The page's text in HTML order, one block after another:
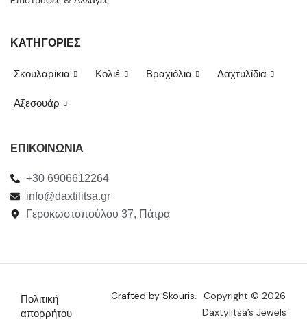
ΚΑΤΗΓΟΡΙΕΣ
Σκουλαρίκια Κολιέ Βραχιόλια Δαχτυλίδια
Αξεσουάρ
ΕΠΙΚΟΙΝΩΝΙΑ
+30 6906612264
info@daxtilitsa.gr
Γεροκωστοπούλου 37, Πάτρα
Πολιτική
απορρήτου
Crafted by Skouris.
Copyright © 2026
Daxtylitsa’s Jewels